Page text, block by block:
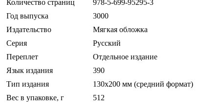
Количество страниц
978-5-699-95295-3
Год выпуска
3000
Издательство
Мягкая обложка
Серия
Русский
Переплет
Отдельное издание
Язык издания
390
Тип издания
130х200 мм (средний формат)
Вес в упаковке, г
512